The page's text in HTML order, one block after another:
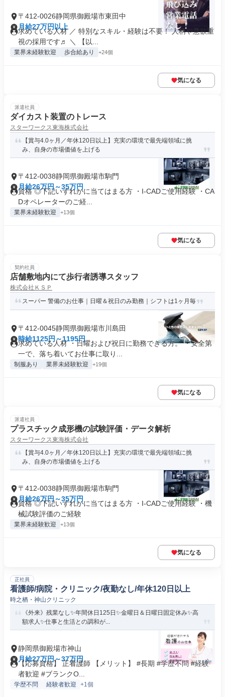
〒412-0026静岡県御殿場市東田中
月給27万円以上
求めている人材 ／ 特別なスキル・経験は不要！ 人柄や意欲重
視の採用です♬ ＼ 【以...
業界未経験歓迎 歩合給あり +24個
気になる
派遣社員
ダイカスト装置のトレース
スターワークス東海株式会社
【賞与4.0ヶ月／年休120日以上】充実の環境で最先端領域に挑
み、自身の市場価値を上げる
〒412-0038静岡県御殿場市駒門
月給26万円～35万円
資格 ◎下記いずれかに当てはまる方 ・I-CADご使用経験 ・CA
Dオペレーターのご経...
業界未経験歓迎 +13個
気になる
契約社員
店舗敷地内にて歩行者誘導スタッフ
株式会社ＫＳＰ
スーパー 警備のお仕事｜日曜＆祝日のみ勤務｜シフトは1ヶ月毎
〒412-0045静岡県御殿場市川島田
時給1125円～1195円
求めている人材 ・日曜および祝日に勤務できる方。 ・安全第
一で、落ち着いてお仕事に取り...
制服あり 業界未経験歓迎 +19個
気になる
派遣社員
プラスチック成形機の試験評価・データ解析
スターワークス東海株式会社
【賞与4.0ヶ月／年休120日以上】充実の環境で最先端領域に挑
み、自身の市場価値を上げる
〒412-0038静岡県御殿場市駒門
月給26万円～35万円
資格 ◎下記いずれかに当てはまる方 ・I-CADご使用経験 ・機
械試験評価のご経験
業界未経験歓迎 +13個
気になる
正社員
看護師/病院・クリニック/夜勤なし/年休120日以上
時之栖・神山クリニック
《外来》残業なし✨年間休日125日✨金曜日＆日曜日固定休み✨高
額求人✨仕事と生活との調和が...
静岡県御殿場市神山
月給27万円～37万円
【応募資格】 正看護師 【メリット】 #長期 #学歴不問 #経験
者歓迎 #ブランクO...
学歴不問 経験者歓迎 +1個